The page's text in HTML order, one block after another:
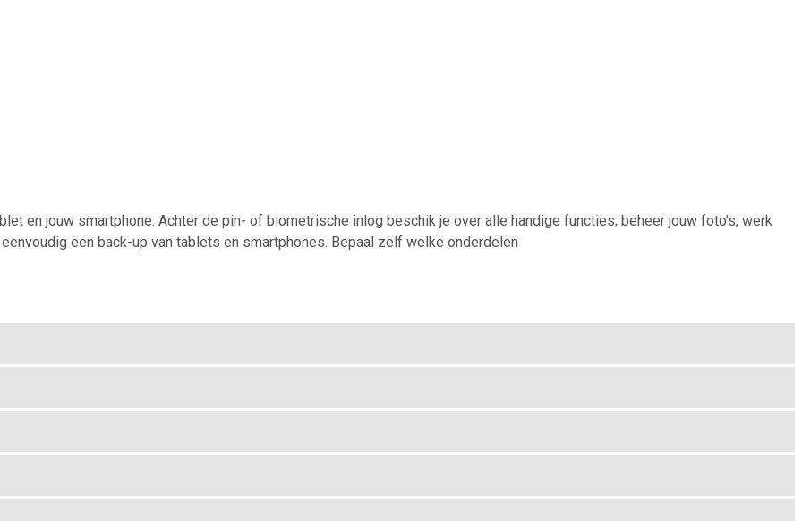
en jouw smartphone. Achter de pin- of biometrische inlog beschik je over alle handige functies; beheer jouw foto’s, werk
een back-up van tablets en smartphones. Bepaal zelf welke onderdelen